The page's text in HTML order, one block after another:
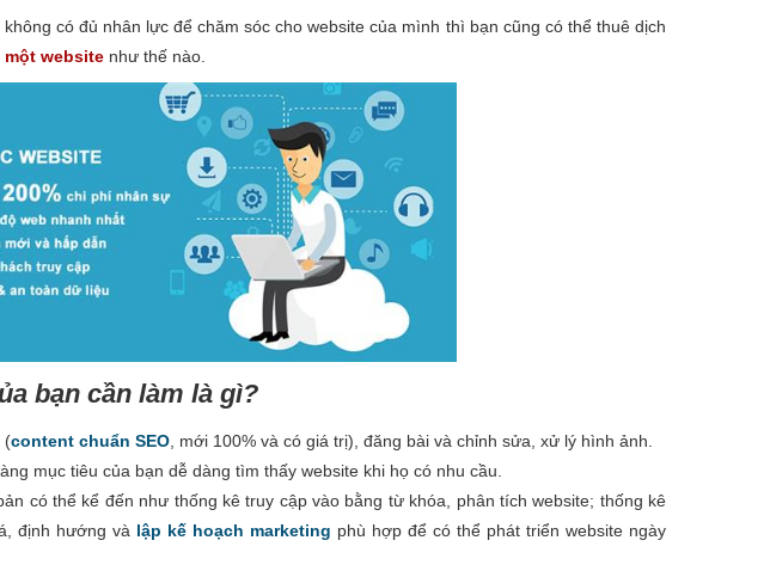
không có đủ nhân lực để chăm sóc cho website của mình thì bạn cũng có thể thuê dịch
một website như thế nào.
bạn cần làm là gì?
(content chuẩn SEO, mới 100% và có giá trị), đăng bài và chỉnh sửa, xử lý hình ảnh.
mục tiêu của bạn dễ dàng tìm thấy website khi họ có nhu cầu.
có thể kể đến như thống kê truy cập vào bằng từ khóa, phân tích website; thống kê
định hướng và lập kế hoạch marketing phù hợp để có thể phát triển website ngày